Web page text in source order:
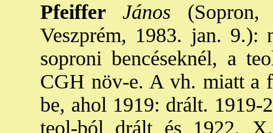
Pfeiffer János
Veszprém, 1983. jan. 9.):
soproni bencéseknél, a
CGH növ-e. A vh. miatt a
be, ahol 1919: drált. 1919-
teol-ból drált és 1922.